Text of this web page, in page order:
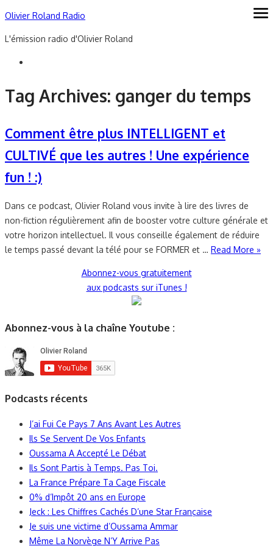
Skip
content
Olivier Roland Radio
L'émission radio d'Olivier Roland
Tag Archives: ganger du temps
Comment être plus INTELLIGENT et
CULTIVÉ que les autres ! Une expérience
fun ! :)
Dans ce podcast, Olivier Roland vous invite à lire des livres de
non-fiction régulièrement afin de booster votre culture générale et
votre horizon intellectuel. Il vous conseille également de réduire
le temps passé devant la télé pour se FORMER et … Read More »
Abonnez-vous gratuitement
aux podcasts sur iTunes !
Abonnez-vous à la chaîne Youtube :
Podcasts récents
J’ai Fui Ce Pays 7 Ans Avant Les Autres
Ils Se Servent De Vos Enfants
Oussama A Accepté Le Débat
Ils Sont Partis à Temps. Pas Toi.
La France Prépare Ta Cage Fiscale
0% d’Impôt 20 ans en Europe
Jeck : Les Chiffres Cachés D’une Star Française
Je suis une victime d’Oussama Ammar
Même La Norvège N’Y Arrive Pas